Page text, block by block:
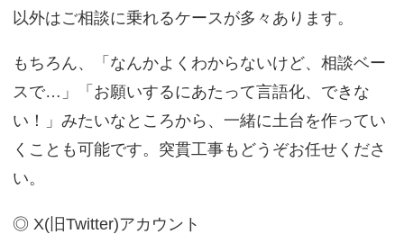
以外はご相談に乗れるケースが多々あります。
もちろん、「なんかよくわからないけど、相談ベー
スで…」「お願いするにあたって言語化、できな
い！」みたいなところから、一緒に土台を作ってい
くことも可能です。突貫工事もどうぞお任せくださ
い。
◎ X(旧Twitter)アカウント